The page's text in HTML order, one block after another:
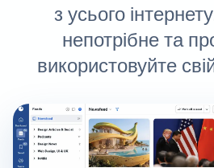
з усього
непотрібне та
використовуйте